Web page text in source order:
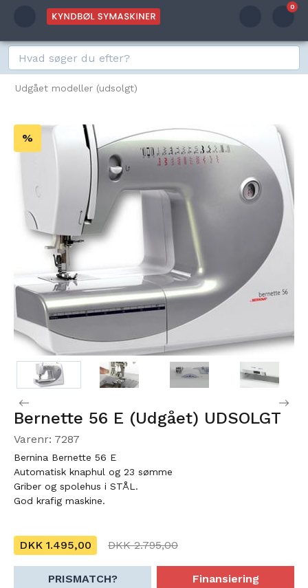
0
Udgået modeller (udsolgt)
%
Bernette 56 E (Udgået) UDSOLGT
Varenr: 7287
Bernina Bernette 56 E
Automatisk knaphul og 23 sømme
Griber og spolehus i STÅL.
God krafig maskine.
DKK 1.495,00 DKK 2.795,00
PRISMATCH? Finansiering